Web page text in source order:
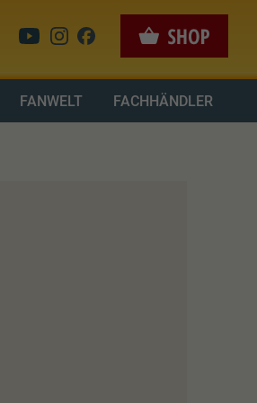
FANWELT FACHHÄNDLER